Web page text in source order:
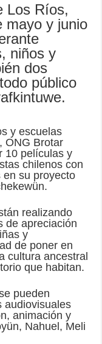
Los Ríos,
mayo y junio
niños y
dos
público
y escuelas
ONG Brotar
10 películas y
chilenos con
en su proyecto
realizando
de apreciación
y
de poner en
cultura ancestral
que habitan.
pueden
audiovisuales
animación y
Nahuel, Meli